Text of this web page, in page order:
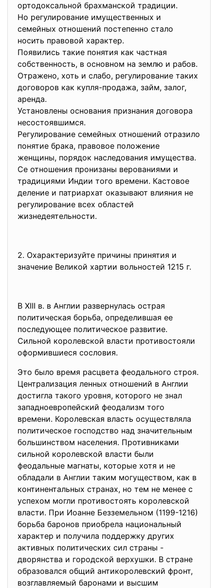
ортодоксальной брахманской традиции.
Но регулирование имущественных и
семейных отношений постепенно стало
носить правовой характер.
Появились такие понятия как частная
собственность, в основном на землю и рабов.
Отражено, хоть и слабо, регулирование таких
договоров как купля-продажа, займ, залог,
аренда.
Установлены основания признания договора
несостоявшимся.
Регулирование семейных отношений отразило
понятие брака, правовое положение
женщины, порядок наследования имущества.
Се отношения пронизаны верованиями и
традициями Индии того времени. Кастовое
деление и патриархат оказывают влияния не
регулирование всех областей
жизнедеятельности.
2. Охарактеризуйте причины принятия и
значение Великой хартии вольностей 1215 г.
В XIII в. в Англии развернулась острая
политическая борьба, определившая ее
последующее политическое развитие.
Сильной королевской власти противостояли
оформившиеся сословия.
Это было время расцвета феодального строя.
Централизация ленных отношений в Англии
достигла такого уровня, которого не знал
западноевропейский феодализм того
времени. Королевская власть осуществляла
политическое господство над значительным
большинством населения. Противниками
сильной королевской власти были
феодальные магнаты, которые хотя и не
обладали в Англии таким могуществом, как в
континентальных странах, но тем не менее с
успехом могли противостоять королевской
власти. При Иоанне Безземельном (1199-1216)
борьба баронов приобрела национальный
характер и получила поддержку других
активных политических сил страны -
дворянства и городской верхушки. В стране
образовался общий антикоролевский фронт,
возглавляемый баронами и высшим